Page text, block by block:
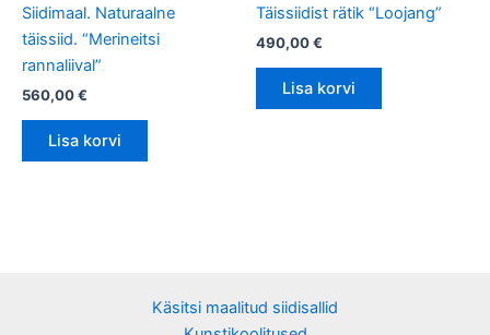
Siidimaal. Naturaalne
täissiid. “Merineitsi
rannaliival”
560,00€
Lisa korvi
Täissiidist rätik “Loojang”
490,00€
Lisa korvi
Käsitsi maalitud siidisallid